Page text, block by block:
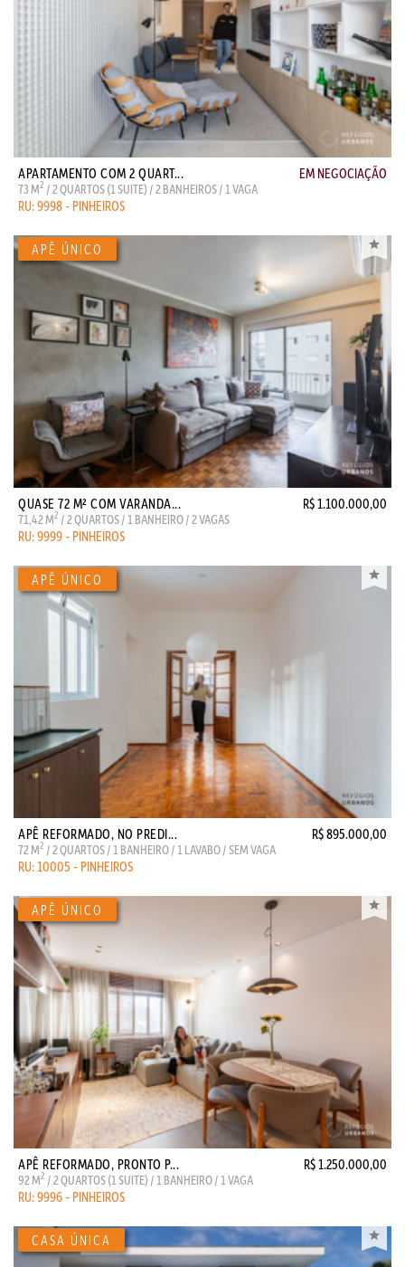
APARTAMENTO COM 2 QUART... EM NEGOCIAÇÃO
73 M2 / 2 QUARTOS (1 SUITE) / 2 BANHEIROS / 1 VAGA
RU: 9998 - PINHEIROS
QUASE 72 M² COM VARANDA... R$ 1.100.000,00
71,42 M2 / 2 QUARTOS / 1 BANHEIRO / 2 VAGAS
RU: 9999 - PINHEIROS
APÊ REFORMADO, NO PREDI... R$ 895.000,00
72 M2 / 2 QUARTOS / 1 BANHEIRO / 1 LAVABO / SEM VAGA
RU: 10005 - PINHEIROS
APÊ REFORMADO, PRONTO P... R$ 1.250.000,00
92 M2 / 2 QUARTOS (1 SUITE) / 1 BANHEIRO / 1 VAGA
RU: 9996 - PINHEIROS